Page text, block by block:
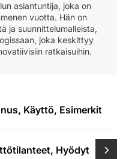
asiantuntija, joka on
vuotta. Hän on
ja suunnittelumalleista,
joka keskittyy
ratkaisuihin.
Käyttö, Esimerkit
Hyödyt